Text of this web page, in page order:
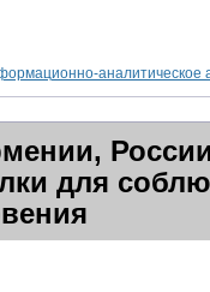
аналитическое
для